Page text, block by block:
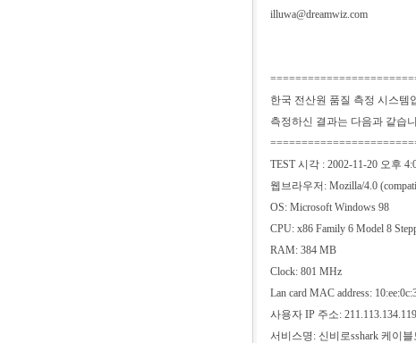
illuwa@dreamwiz.com
한국 전산원 품질 측정 시스템
측정하신 결과는 다음과 같습
TEST 시각 : 2002-11-20 오후
웹브라우저: Mozilla/4.0
OS: Microsoft Windows 98
CPU: x86 Family 6 Model 8
RAM: 384 MB
Clock: 801 MHz
Lan card MAC address:
사용자 IP 주소: 211.113.134.119
서비스명: 신비로sshark 케이블